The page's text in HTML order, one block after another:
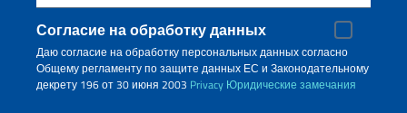
Согласие на обработку данных
Даю согласие на обработку персональных данных согласно
Общему регламенту по защите данных ЕС и Законодательному
декрету 196 от 30 июня 2003 Privacy Юридические замечания